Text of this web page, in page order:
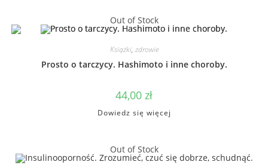
Out of Stock
Książki, zdrowie
Prosto o tarczycy. Hashimoto i inne choroby.
44,00 zł
Dowiedz się więcej
Out of Stock